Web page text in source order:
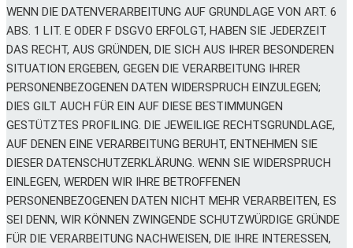
WENN DIE DATENVERARBEITUNG AUF GRUNDLAGE VON ART. 6
ABS. 1 LIT. E ODER F DSGVO ERFOLGT, HABEN SIE JEDERZEIT
DAS RECHT, AUS GRÜNDEN, DIE SICH AUS IHRER BESONDEREN
SITUATION ERGEBEN, GEGEN DIE VERARBEITUNG IHRER
PERSONENBEZOGENEN DATEN WIDERSPRUCH EINZULEGEN;
DIES GILT AUCH FÜR EIN AUF DIESE BESTIMMUNGEN
GESTÜTZTES PROFILING. DIE JEWEILIGE RECHTSGRUNDLAGE,
AUF DENEN EINE VERARBEITUNG BERUHT, ENTNEHMEN SIE
DIESER DATENSCHUTZERKLÄRUNG. WENN SIE WIDERSPRUCH
EINLEGEN, WERDEN WIR IHRE BETROFFENEN
PERSONENBEZOGENEN DATEN NICHT MEHR VERARBEITEN, ES
SEI DENN, WIR KÖNNEN ZWINGENDE SCHUTZWÜRDIGE GRÜNDE
FÜR DIE VERARBEITUNG NACHWEISEN, DIE IHRE INTERESSEN,